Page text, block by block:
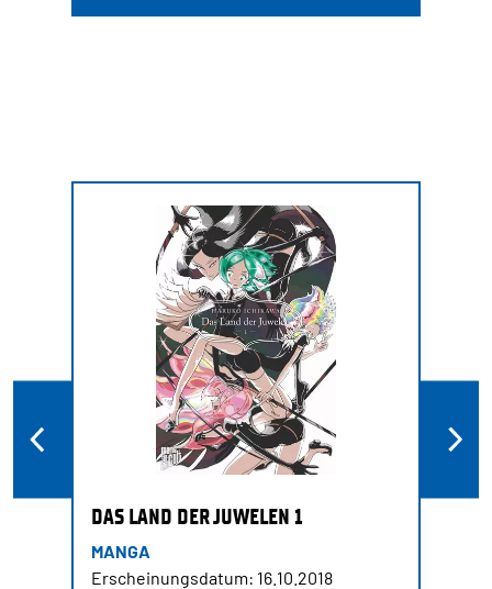
DAS LAND DER JUWELEN 1
MANGA
Erscheinungsdatum: 16.10.2018